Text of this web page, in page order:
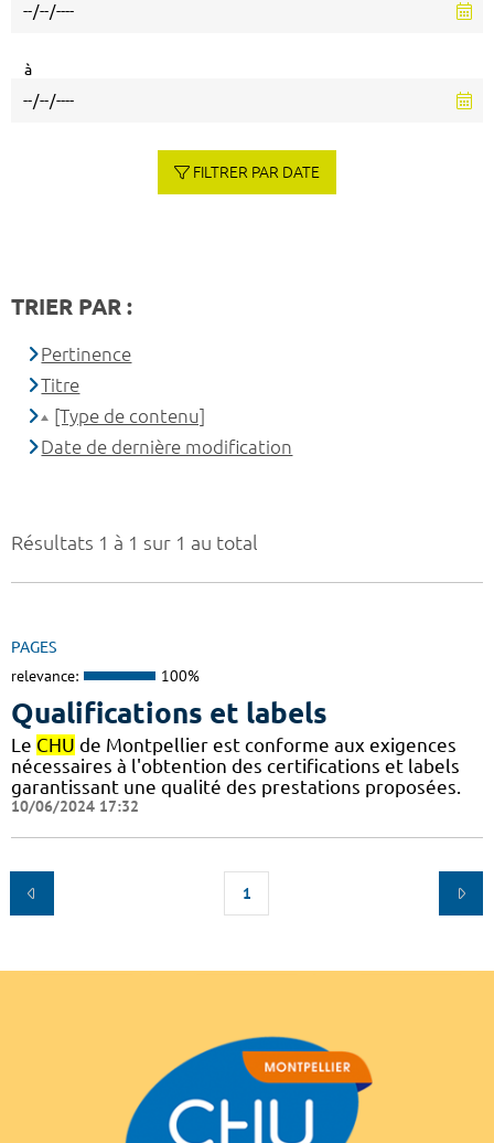
Résultats 1 à 1 sur 1 au total
PAGES
relevance: 100%
Qualifications et labels
Le CHU de Montpellier est conforme aux exigences
nécessaires à l'obtention des certifications et labels
garantissant une qualité des prestations proposées.
10/06/2024 17:32
1
à
FILTRER PAR DATE
TRIER PAR :
Pertinence
Titre
[Type de contenu]
Date de dernière modification